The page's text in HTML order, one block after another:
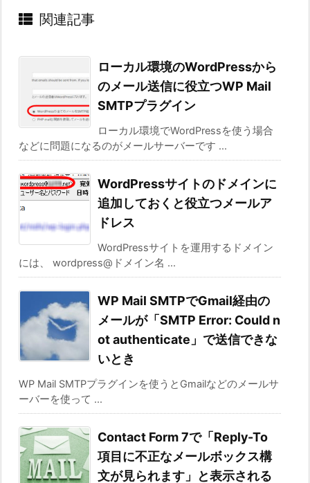
関連記事
ローカル環境のWordPressから
のメール送信に役立つWP Mail
SMTPプラグイン
ローカル環境でWordPressを使う場合
などに問題になるのがメールサーバーです ...
WordPressサイトのドメインに
追加しておくと役立つメールア
ドレス
WordPressサイトを運用するドメイン
には、 wordpress@ドメイン名 ...
WP Mail SMTPでGmail経由の
メールが「SMTP Error: Could n
ot authenticate」で送信できな
いとき
WP Mail SMTPプラグインを使うとGmailなどのメールサ
ーバーを使って ...
Contact Form 7で「Reply-To
項目に不正なメールボックス構
文が見られます」と表示される